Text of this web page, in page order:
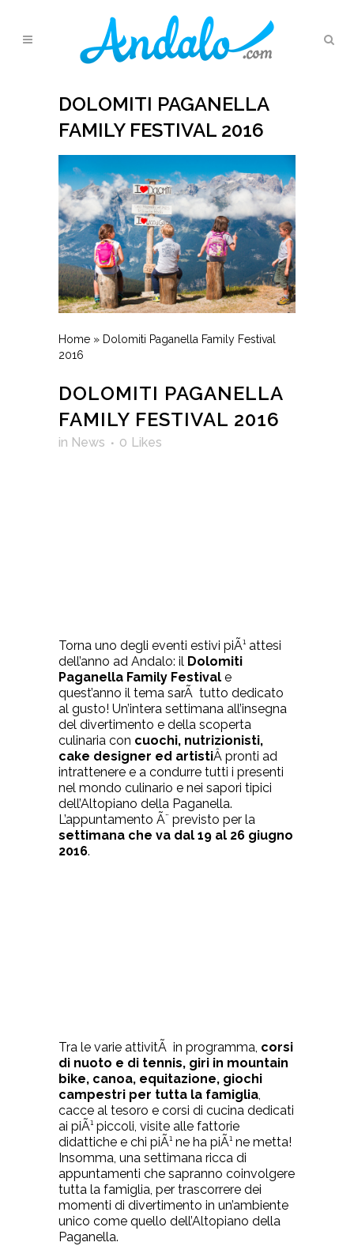
DOLOMITI PAGANELLA
FAMILY FESTIVAL 2016
Home » Dolomiti Paganella Family Festival
2016
DOLOMITI PAGANELLA
FAMILY FESTIVAL 2016
in News 0 Likes
Torna uno degli eventi estivi piÃ¹ attesi
dell’anno ad Andalo: il Dolomiti
Paganella Family Festival e
quest’anno il tema sarÃ tutto dedicato
al gusto! Un’intera settimana all’insegna
del divertimento e della scoperta
culinaria con cuochi, nutrizionisti,
cake designer ed artistiÂ pronti ad
intrattenere e a condurre tutti i presenti
nel mondo culinario e nei sapori tipici
dell’Altopiano della Paganella.
L’appuntamento Ã¨ previsto per la
settimana che va dal 19 al 26 giugno
2016.
Tra le varie attivitÃ in programma, corsi
di nuoto e di tennis, giri in mountain
bike, canoa, equitazione, giochi
campestri per tutta la famiglia,
cacce al tesoro e corsi di cucina dedicati
ai piÃ¹ piccoli, visite alle fattorie
didattiche e chi piÃ¹ ne ha piÃ¹ ne metta!
Insomma, una settimana ricca di
appuntamenti che sapranno coinvolgere
tutta la famiglia, per trascorrere dei
momenti di divertimento in un’ambiente
unico come quello dell’Altopiano della
Paganella.